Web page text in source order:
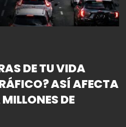
DE TU VIDA
ASÍ AFECTA
DE